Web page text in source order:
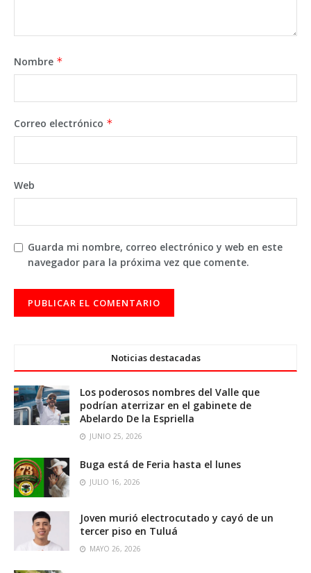
Nombre *
Correo electrónico *
Web
Guarda mi nombre, correo electrónico y web en este
navegador para la próxima vez que comente.
Noticias destacadas
Los poderosos nombres del Valle que
podrían aterrizar en el gabinete de
Abelardo De la Espriella
JUNIO 25, 2026
Buga está de Feria hasta el lunes
JULIO 16, 2026
Joven murió electrocutado y cayó de un
tercer piso en Tuluá
MAYO 26, 2026